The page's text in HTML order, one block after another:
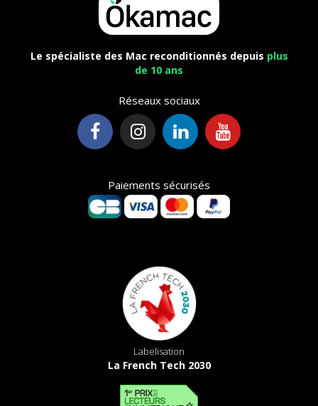
Le spécialiste des Mac reconditionnés depuis plus
de 10 ans
Réseaux sociaux
Paiements sécurisés
Labelisation
La French Tech 2030